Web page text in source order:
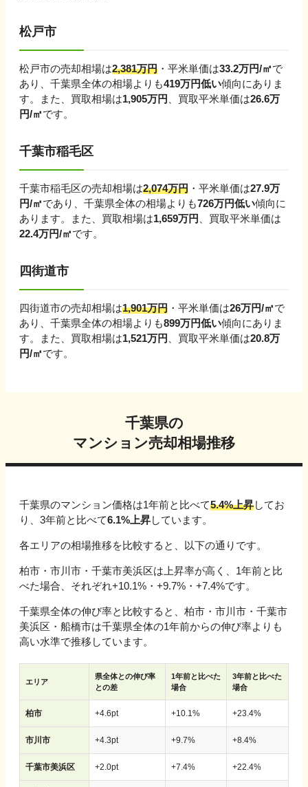
松戸市
松戸市の売却相場は2,381万円 ・平米単価は33.2万円/㎡で
あり、 千葉県全体の相場よりも419万円低い傾向にありま
す。
また、買取相場は1,905万円 、買取平米単価は26.6万
円/㎡です。
千葉市稲毛区
千葉市稲毛区の売却相場は2,074万円 ・平米単価は27.9万
円/㎡であり、 千葉県全体の相場よりも726万円低い傾向に
あります。
また、買取相場は1,659万円 、買取平米単価は
22.4万円/㎡です。
四街道市
四街道市の売却相場は1,901万円 ・平米単価は26万円/㎡で
あり、 千葉県全体の相場よりも899万円低い傾向にありま
す。
また、買取相場は1,521万円 、買取平米単価は20.8万
円/㎡です。
千葉県の
マンション売却相場推移
千葉県のマンション価格は1年前と比べて5.4%上昇してお
り、3年前と比べて6.1%上昇しています。
各エリアの相場推移を比較すると、以下の通りです。
柏市・市川市・千葉市美浜区は上昇率が高く、1年前と比
べた場合、 それぞれ+10.1%・+9.7%・+7.4%です。
千葉県全体の伸び率と比較すると、 柏市・市川市・千葉市
美浜区・船橋市は千葉県全体の1年前からの伸び率よりも
高い水準で推移しています。
エリア
県全体との伸び率
との差
1年前と比べた
場合
3年前と比べた
場合
柏市 +4.6pt +10.1% +23.4%
市川市 +4.3pt +9.7% +8.4%
千葉市美浜区 +2.0pt +7.4% +22.4%